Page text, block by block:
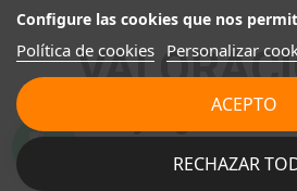
La mejor garantía
nuestros
Configure las cookies que nos
Política de cookies Personalizar
RECHAZAR
ACEPTO